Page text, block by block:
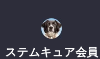
ステムキュア会員